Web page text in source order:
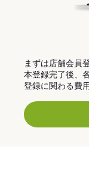
まずは店舗会員
本登録完了後、
登録に関わる費